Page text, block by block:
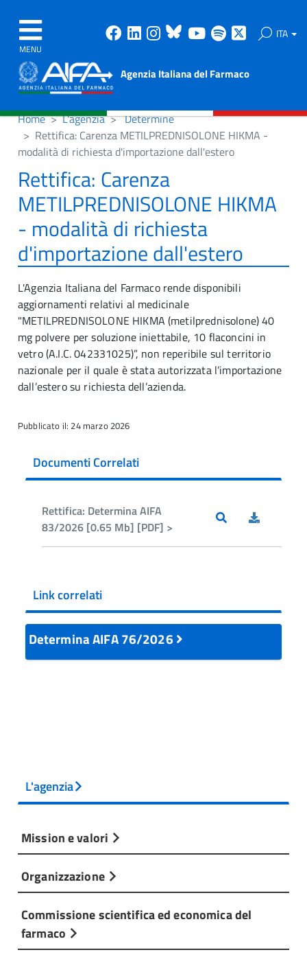
MENU
Facebook
Linkedin
Instagram
Bluesky
Youtube
Spotify ITA
Agenzia Italiana del Farmaco
Home L'agenzia
Determine
Rettifica: Carenza METILPREDNISOLONE HIKMA -
modalità di richiesta d'importazione dall'estero
Rettifica: Carenza
METILPREDNISOLONE HIKMA
- modalità di richiesta
d'importazione dall'estero
L'Agenzia Italiana del Farmaco rende disponibili
aggiornamenti relativi al medicinale
"METILPREDNISOLONE HIKMA (metilprednisolone) 40
mg polvere per soluzione iniettabile, 10 flaconcini in
vetro (A.I.C. 042331025)”, non reperibile sul territorio
nazionale per il quale è stata autorizzata l’importazione
dall’estero su richiesta dell’azienda.
Pubblicato il: 24 marzo 2026
Documenti Correlati
Rettifica: Determina AIFA
83/2026 [0.65 Mb] [PDF] >
Link correlati
Determina AIFA 76/2026
L'agenzia
Mission e valori
Organizzazione
Commissione scientifica ed economica del
farmaco